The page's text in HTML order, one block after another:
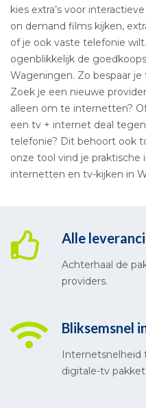
kies extra’s voor
on demand films kijken,
of je ook vaste telefonie
ogenblikkelijk de
Wageningen. Zo bespaar
Zoek je een nieuwe
alleen om te internetten?
een tv + internet deal
telefonie? Dit behoort ook
onze tool vind je
internetten en tv-kijken in
Alle
Achterhaal de
providers.
Bliksemsnel
Internetsnelheid
digitale-tv